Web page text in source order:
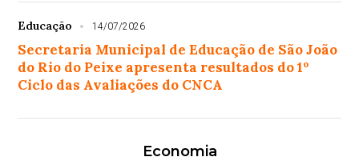
Educação 14/07/2026
Secretaria Municipal de Educação de São João
do Rio do Peixe apresenta resultados do 1º
Ciclo das Avaliações do CNCA
Economia